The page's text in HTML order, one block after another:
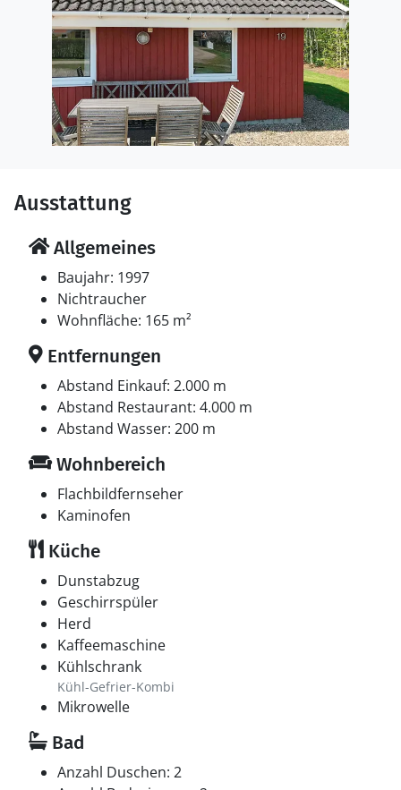
Ausstattung
Allgemeines
Baujahr: 1997
Nichtraucher
Wohnfläche: 165 m²
Entfernungen
Abstand Einkauf: 2.000 m
Abstand Restaurant: 4.000 m
Abstand Wasser: 200 m
Wohnbereich
Flachbildfernseher
Kaminofen
Küche
Dunstabzug
Geschirrspüler
Herd
Kaffeemaschine
Kühlschrank
Kühl-Gefrier-Kombi
Mikrowelle
Bad
Anzahl Duschen: 2